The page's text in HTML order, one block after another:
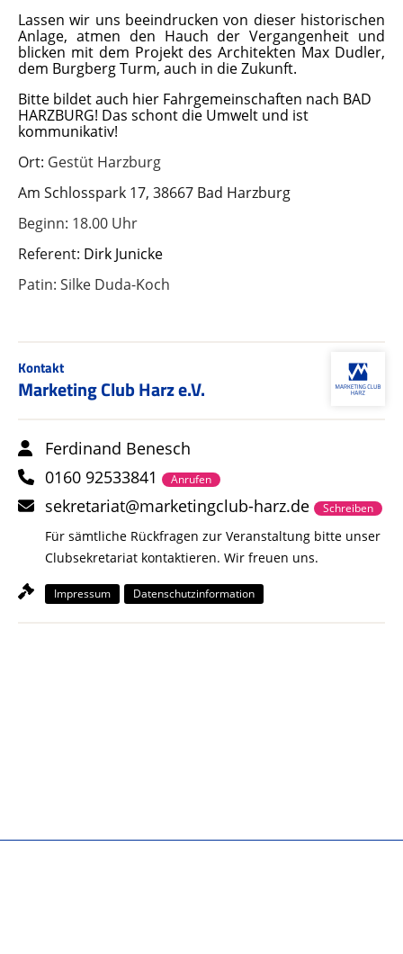
Lassen wir uns beeindrucken von dieser historischen
Anlage, atmen den Hauch der Vergangenheit und
blicken mit dem Projekt des Architekten Max Dudler,
dem Burgberg Turm, auch in die Zukunft.
Bitte bildet auch hier Fahrgemeinschaften nach BAD
HARZBURG! Das schont die Umwelt und ist
kommunikativ!
Ort: Gestüt Harzburg
Am Schlosspark 17, 38667 Bad Harzburg
Beginn: 18.00 Uhr
Referent: Dirk Junicke
Patin: Silke Duda-Koch
Kontakt
Marketing Club Harz e.V.
Ferdinand Benesch
0160 92533841
Anrufen
sekretariat@marketingclub-harz.de Schreiben
Für sämtliche Rückfragen zur Veranstaltung bitte unser
Clubsekretariat kontaktieren. Wir freuen uns.
Impressum Datenschutzinformation